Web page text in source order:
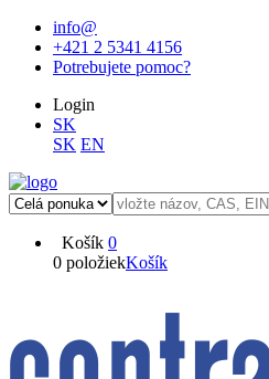
info@
+421 2 5341 4156
Potrebujete pomoc?
Login
SK
SK EN
Košík 0
0 položiekKošík